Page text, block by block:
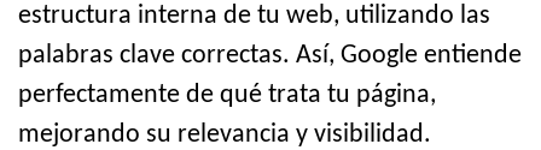
estructura interna de tu web, utilizando las
palabras clave correctas. Así, Google entiende
perfectamente de qué trata tu página,
mejorando su relevancia y visibilidad.